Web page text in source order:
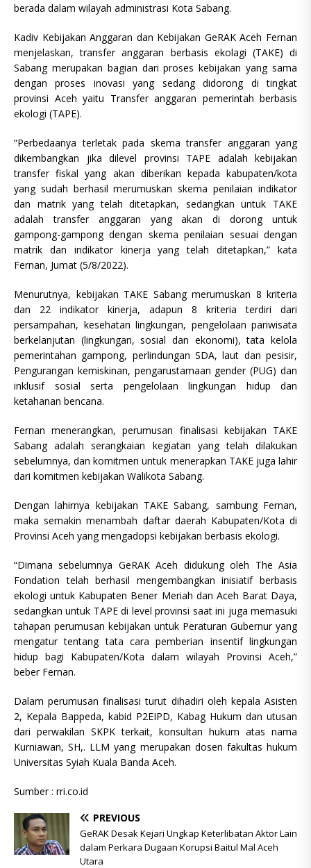
berada dalam wilayah administrasi Kota Sabang.
Kadiv Kebijakan Anggaran dan Kebijakan GeRAK Aceh Fernan
menjelaskan, transfer anggaran berbasis ekolagi (TAKE) di
Sabang merupakan bagian dari proses kebijakan yang sama
dengan proses inovasi yang sedang didorong di tingkat
provinsi Aceh yaitu Transfer anggaran pemerintah berbasis
ekologi (TAPE).
“Perbedaanya terletak pada skema transfer anggaran yang
dikembangkan jika dilevel provinsi TAPE adalah kebijakan
transfer fiskal yang akan diberikan kepada kabupaten/kota
yang sudah berhasil merumuskan skema penilaian indikator
dan matrik yang telah ditetapkan, sedangkan untuk TAKE
adalah transfer anggaran yang akan di dorong untuk
gampong-gampong dengan skema penilaian sesuai dengan
matrik dan indikator kinerja yang telah ditetapkan,” kata
Fernan, Jumat (5/8/2022).
Menurutnya, kebijakan TAKE Sabang merumuskan 8 kriteria
dan 22 indikator kinerja, adapun 8 kriteria terdiri dari
persampahan, kesehatan lingkungan, pengelolaan pariwisata
berkelanjutan (lingkungan, sosial dan ekonomi), tata kelola
pemerintahan gampong, perlindungan SDA, laut dan pesisir,
Pengurangan kemiskinan, pengarustamaan gender (PUG) dan
inklusif sosial serta pengelolaan lingkungan hidup dan
ketahanan bencana.
Fernan menerangkan, perumusan finalisasi kebijakan TAKE
Sabang adalah serangkaian kegiatan yang telah dilakukan
sebelumnya, dan komitmen untuk menerapkan TAKE juga lahir
dari komitmen kebijakan Walikota Sabang.
Dengan lahirnya kebijakan TAKE Sabang, sambung Fernan,
maka semakin menambah daftar daerah Kabupaten/Kota di
Provinsi Aceh yang mengadopsi kebijakan berbasis ekologi.
“Dimana sebelumnya GeRAK Aceh didukung oleh The Asia
Fondation telah berhasil mengembangkan inisiatif berbasis
ekologi untuk Kabupaten Bener Meriah dan Aceh Barat Daya,
sedangkan untuk TAPE di level provinsi saat ini juga memasuki
tahapan perumusan kebijakan untuk Peraturan Gubernur yang
mengatur tentang tata cara pemberian insentif lingkungan
hidup bagi Kabupaten/Kota dalam wilayah Provinsi Aceh,”
beber Fernan.
Dalam perumusan finalisasi turut dihadiri oleh kepala Asisten
2, Kepala Bappeda, kabid P2EIPD, Kabag Hukum dan utusan
dari perwakilan SKPK terkait, konsultan hukum atas nama
Kurniawan, SH,. LLM yang merupakan dosen fakultas hukum
Universitas Syiah Kuala Banda Aceh.
Sumber : rri.co.id
PREVIOUS
GeRAK Desak Kejari Ungkap Keterlibatan Aktor Lain
dalam Perkara Dugaan Korupsi Baitul Mal Aceh
Utara